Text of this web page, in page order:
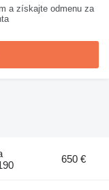
a získajte odmenu za
650 €